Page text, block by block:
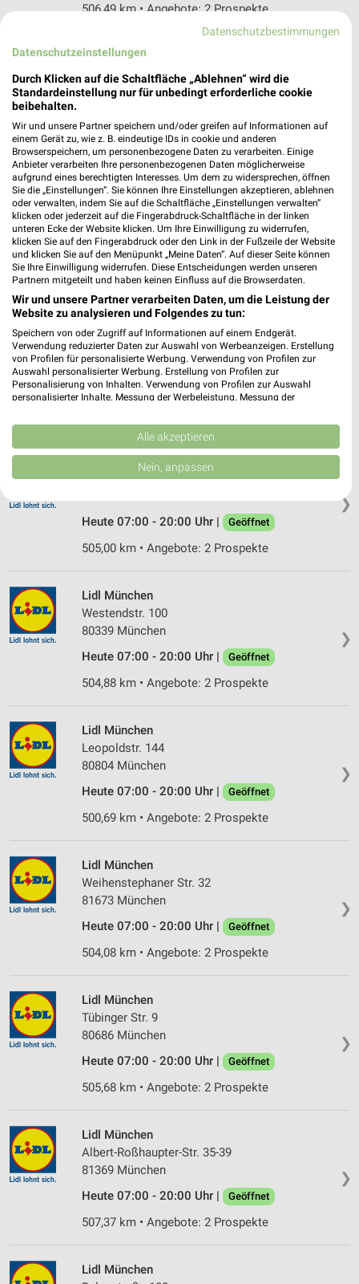
506,49 km • Angebote: 2 Prospekte
Lidl München
Kirchenstr. 86
81675 München
504,22 km • Angebote: 2 Prospekte
Lidl München
Schleißheimer Str. 85-87
80797 München
Heute 07:00 - 20:00 Uhr | Geöffnet
502,25 km • Angebote: 2 Prospekte
Lidl München
Nymphenburger Str. 81
80636 München
Heute 07:00 - 20:00 Uhr | Geöffnet
❯
Lidl München
Hanne-Hiob-Straße 10
Heute 07:00 - 20:00 Uhr |
Geöffnet
505,00 km • Angebote: 2 Prospekte
❯
Lidl München
Westendstr. 100
80339 München
Heute 07:00 - 20:00 Uhr |
Geöffnet
504,88 km • Angebote: 2 Prospekte
❯
Lidl München
Leopoldstr. 144
80804 München
Heute 07:00 - 20:00 Uhr |
Geöffnet
500,69 km • Angebote: 2 Prospekte
❯
Lidl München
Weihenstephaner Str. 32
81673 München
Heute 07:00 - 20:00 Uhr |
Geöffnet
504,08 km • Angebote: 2 Prospekte
❯
Lidl München
Tübinger Str. 9
80686 München
Heute 07:00 - 20:00 Uhr |
Geöffnet
505,68 km • Angebote: 2 Prospekte
❯
Lidl München
Albert-Roßhaupter-Str. 35-39
81369 München
Heute 07:00 - 20:00 Uhr |
Geöffnet
507,37 km • Angebote: 2 Prospekte
Lidl München
Datenschutzbestimmungen
Datenschutzeinstellungen
Durch Klicken auf die Schaltfläche „Ablehnen“ wird die
Standardeinstellung nur für unbedingt erforderliche cookie
beibehalten.
Wir und unsere Partner speichern und/oder greifen auf Informationen auf
einem Gerät zu, wie z. B. eindeutige IDs in cookie und anderen
Browserspeichern, um personenbezogene Daten zu verarbeiten. Einige
Anbieter verarbeiten Ihre personenbezogenen Daten möglicherweise
aufgrund eines berechtigten Interesses. Um dem zu widersprechen, öffnen
Sie die „Einstellungen“. Sie können Ihre Einstellungen akzeptieren, ablehnen
oder verwalten, indem Sie auf die Schaltfläche „Einstellungen verwalten“
klicken oder jederzeit auf die Fingerabdruck-Schaltfläche in der linken
unteren Ecke der Website klicken. Um Ihre Einwilligung zu widerrufen,
klicken Sie auf den Fingerabdruck oder den Link in der Fußzeile der Website
und klicken Sie auf den Menüpunkt „Meine Daten“. Auf dieser Seite können
Sie Ihre Einwilligung widerrufen. Diese Entscheidungen werden unseren
Partnern mitgeteilt und haben keinen Einfluss auf die Browserdaten.
Wir und unsere Partner verarbeiten Daten, um die Leistung der
Website zu analysieren und Folgendes zu tun:
Speichern von oder Zugriff auf Informationen auf einem Endgerät.
Verwendung reduzierter Daten zur Auswahl von Werbeanzeigen. Erstellung
von Profilen für personalisierte Werbung. Verwendung von Profilen zur
Auswahl personalisierter Werbung. Erstellung von Profilen zur
Personalisierung von Inhalten. Verwendung von Profilen zur Auswahl
personalisierter Inhalte. Messung der Werbeleistung. Messung der
Kombinationen von Daten aus verschiedenen Quellen. Entwicklung und
Verbesserung der Angebote. Verwendung reduzierter Daten zur Auswahl
von Inhalten.
Daten können außerhalb der Europäischen Union weitergegeben und in die
Website/App.
Partnerliste anzeigen (1 IAB-Anbieter)
Wir nutzen Ihre Daten für folgende Zwecke:
Speichern von oder Zugriff auf Informationen
auf einem Endgerät
Verwendung reduzierter Daten zur Auswahl von
Werbeanzeigen
Erstellung von Profilen für personalisierte
Verwendung von Profilen zur Auswahl
personalisierter Werbung
Erstellung von Profilen zur Personalisierung
von Inhalten
Verwendung von Profilen zur Auswahl
Messung der Werbeleistung
Messung der Performance von Inhalten
Analyse von Zielgruppen durch Statistiken oder
Kombinationen von Daten aus verschiedenen
Entwicklung und Verbesserung der Angebote
Verwendung reduzierter Daten zur Auswahl von
Inhalten
IAB-Besonderheiten:
Verwendung genauer Standortdaten
Geräte anhand von aktiv angeforderten
Informationen identifizieren
Nicht-IAB-Verarbeitungszwecke:
Performance
Alle akzeptieren
Nein, anpassen